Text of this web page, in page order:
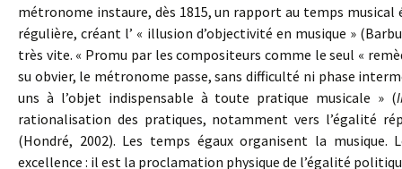
métronome instaure, dès 1815, un rapport au temps musical
régulière, créant l’ « illusion d’objectivité en musique »
très vite. « Promu par les compositeurs comme le seul «
su obvier, le métronome passe, sans difficulté ni phase
uns à l’objet indispensable à toute pratique musicale » (
rationalisation des pratiques, notamment vers l’égalité
(Hondré, 2002). Les temps égaux organisent la
excellence : il est la proclamation physique de l’égalité